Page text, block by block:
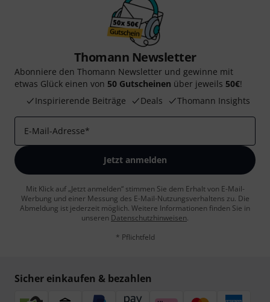
Thomann Newsletter
Abonniere den Thomann Newsletter und gewinne mit
etwas Glück einen von 50 Gutscheinen über jeweils 50€!
Inspirierende Beiträge
Deals Thomann Insights
E-Mail-Adresse*
Jetzt anmelden
Mit Klick auf „Jetzt anmelden“ stimmen Sie dem Erhalt von E-Mail-
Werbung und einer Messung des E-Mail-Nutzungsverhaltens zu. Die
Abmeldung ist jederzeit möglich. Weitere Informationen finden Sie in
unseren Datenschutzhinweisen.
* Pflichtfeld
Sicher einkaufen & bezahlen